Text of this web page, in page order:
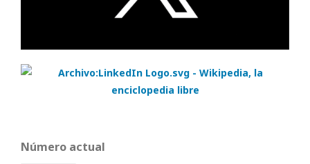
Número actual